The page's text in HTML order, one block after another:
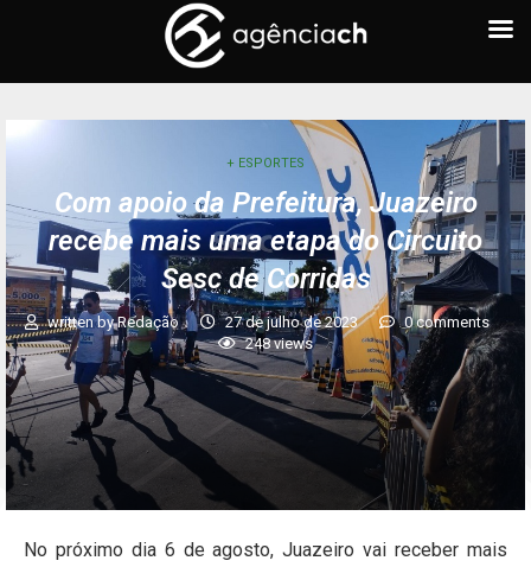
+ ESPORTES
Com apoio da Prefeitura, Juazeiro
recebe mais uma etapa do Circuito
Sesc de Corridas
written byRedação 27 de julho de 2023
0 comments
248views
No próximo dia 6 de agosto, Juazeiro vai receber mais